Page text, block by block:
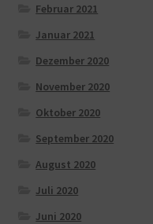
Februar 2021
Januar 2021
Dezember 2020
November 2020
Oktober 2020
September 2020
August 2020
Juli 2020
Juni 2020